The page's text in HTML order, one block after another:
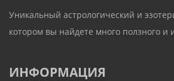
Уникальный астрологический и
котором вы найдете много ползного и
ИНФОРМАЦИЯ